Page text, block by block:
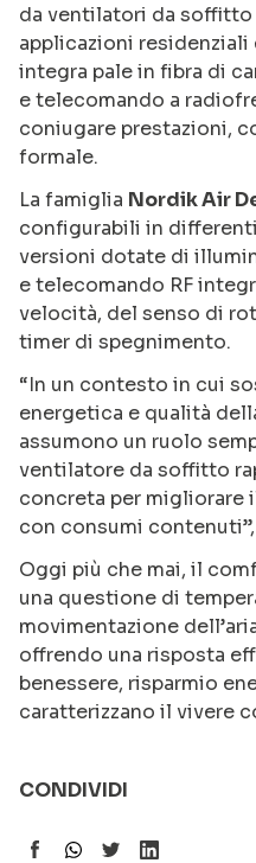
da ventilatori da soffitto
applicazioni residenziali
integra pale in fibra di
e telecomando a
coniugare prestazioni,
formale.
La famiglia Nordik Air
configurabili in
versioni dotate di
e telecomando RF
velocità, del senso di
timer di spegnimento.
“In un contesto in cui
energetica e qualità
assumono un ruolo
ventilatore da soffitto
concreta per migliorare
con consumi
Oggi più che mai, il
una questione di
movimentazione
offrendo una risposta
benessere, risparmio
caratterizzano il vivere
CONDIVIDI